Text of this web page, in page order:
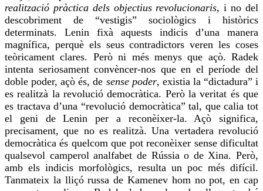
realització pràctica dels objectius revolucionaris, i no del
descobriment de “vestigis” sociològics i històrics
determinats. Lenin fixà aquests indicis d’una manera
magnífica, perquè els seus contradictors veren les coses
teòricament clares. Però ni més menys que açò. Radek
intenta seriosament convèncer-nos que en el període del
doble poder, açò és, de sense poder, existia la “dictadura” i
es realitzà la revolució democràtica. Però la veritat és que
es tractava d’una “revolució democràtica” tal, que calia tot
el geni de Lenin per a reconèixer-la. Açò significa,
precisament, que no es realitzà. Una vertadera revolució
democràtica és quelcomque pot reconèixer sense dificultat
qualsevol camperol analfabet de Rússia o de Xina. Però,
amb els indicis morfològics, resulta un poc més difícil.
Tanmateix la lliçó russa de Kamenev hom no pot, en cap